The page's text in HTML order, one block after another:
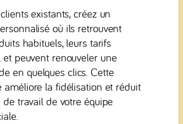
existants, créez un
où ils retrouvent
habituels, leurs tarifs
et peuvent renouveler une
en quelques clics. Cette
améliore la fidélisation et réduit
de travail de votre équipe